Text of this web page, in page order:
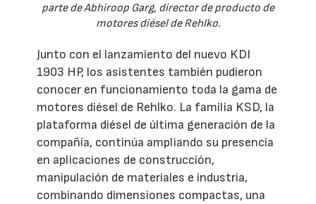
parte de Abhiroop Garg, director de producto de
motores diésel de Rehlko.
Junto con el lanzamiento del nuevo KDI
1903 HP, los asistentes también pudieron
conocer en funcionamiento toda la gama de
motores diésel de Rehlko. La familia KSD, la
plataforma diésel de última generación de la
compañía, continúa ampliando su presencia
en aplicaciones de construcción,
manipulación de materiales e industria,
combinando dimensiones compactas, una